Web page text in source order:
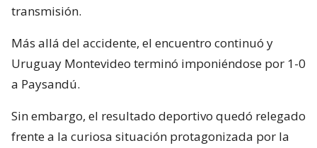
transmisión.
Más allá del accidente, el encuentro continuó y
Uruguay Montevideo terminó imponiéndose por 1-0
a Paysandú.
Sin embargo, el resultado deportivo quedó relegado
frente a la curiosa situación protagonizada por la